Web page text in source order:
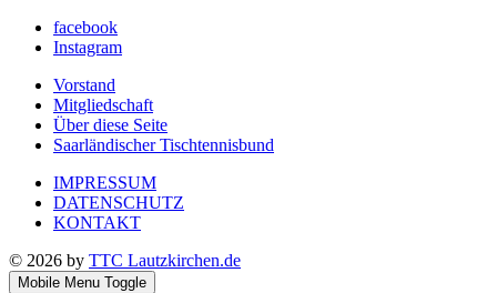
facebook
Instagram
Vorstand
Mitgliedschaft
Über diese Seite
Saarländischer Tischtennisbund
IMPRESSUM
DATENSCHUTZ
KONTAKT
© 2026 by TTC Lautzkirchen.de
Mobile Menu Toggle